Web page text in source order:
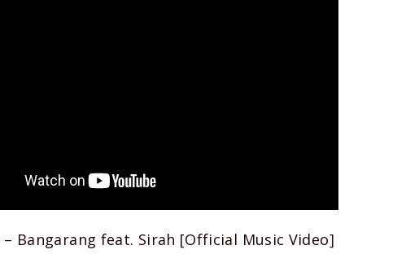
– Bangarang feat. Sirah [Official Music Video]